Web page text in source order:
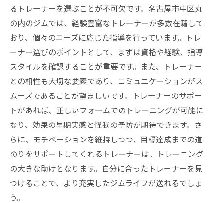
るトレーナーを選ぶことが不可欠です。名古屋市中区丸
の内のジムでは、経験豊富なトレーナーが多数在籍して
おり、個々のニーズに応じた指導を行っています。トレ
ーナー選びのポイントとして、まずは資格や経験、指導
スタイルを確認することが重要です。また、トレーナー
との相性も大切な要素であり、コミュニケーションがス
ムーズであることが望ましいです。トレーナーのサポー
トがあれば、正しいフォームでのトレーニングが可能に
なり、効果の早期実感と怪我の予防が期待できます。さ
らに、モチベーションを維持しつつ、目標達成までの道
のりをサポートしてくれるトレーナーは、トレーニング
の大きな助けとなります。自分に合ったトレーナーを見
つけることで、より充実したジムライフが送れるでしょ
う。